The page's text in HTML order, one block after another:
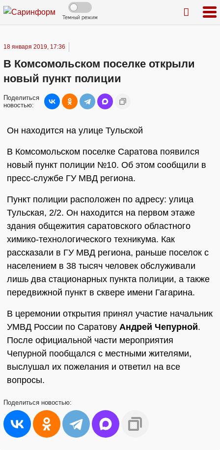
Темный режим
18 января 2019, 17:36
В Комсомольском поселке открыли
новый пункт полиции
Поделиться
новостью:
Он находится на улице Тульской
В Комсомольском поселке Саратова появился
новый пункт полиции №10. Об этом сообщили в
пресс-службе ГУ МВД региона.
Пункт полиции расположен по адресу: улица
Тульская, 2/2. Он находится на первом этаже
здания общежития саратовского областного
химико-технологического техникума. Как
рассказали в ГУ МВД региона, раньше поселок с
населением в 38 тысяч человек обслуживали
лишь два стационарных пункта полиции, а также
передвижной пункт в сквере имени Гагарина.
В церемонии открытия принял участие начальник
УМВД России по Саратову Андрей Чепурной.
После официальной части мероприятия
Чепурной пообщался с местными жителями,
выслушал их пожелания и ответил на все
вопросы.
Поделиться новостью: